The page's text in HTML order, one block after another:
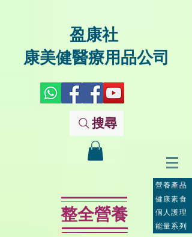
盈康社
康美健醫療用品公司
搜尋
整全營養
營養產品
個人護理
能量系列
健康素食